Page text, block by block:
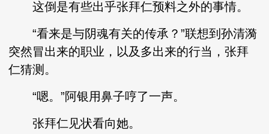
这倒是有些出乎张拜仁预料之外的事情。
“看来是与阴魂有关的传承？”联想到孙清漪
突然冒出来的职业，以及多出来的行当，张拜
仁猜测。
“嗯。”阿银用鼻子哼了一声。
张拜仁见状看向她。